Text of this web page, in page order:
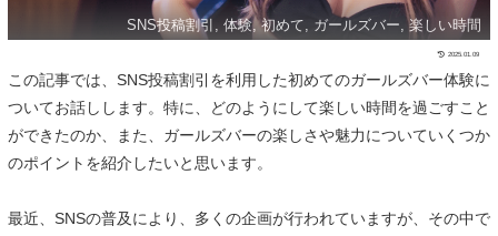
SNS投稿割引, 体験, 初めて, ガールズバー, 楽しい時間
2025.01.09
この記事では、SNS投稿割引を利用した初めてのガールズバー体験に
ついてお話しします。特に、どのようにして楽しい時間を過ごすこと
ができたのか、また、ガールズバーの楽しさや魅力についていくつか
のポイントを紹介したいと思います。
最近、SNSの普及により、多くの企画が行われていますが、その中で